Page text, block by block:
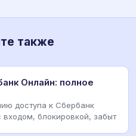
также
Онлайн: полное
доступа к Сбербанк
блокировкой, забыт